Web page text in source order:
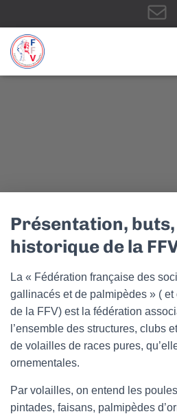
a
i
l
Présentation,
historique de la
La « Fédération française des
gallinacés et de palmipèdes » ( et
de la FFV) est la fédération
l’ensemble des structures, clubs
de volailles de races pures,
ornementales.
Par volailles, on entend les
pintades, faisans, palmipèdes